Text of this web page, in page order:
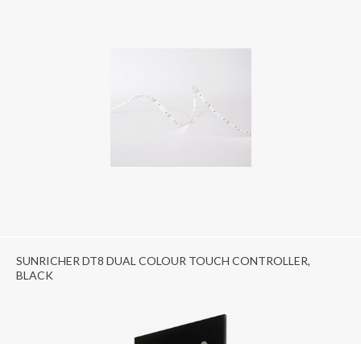
SUNRICHER DT8 DUAL COLOUR TOUCH CONTROLLER,
BLACK